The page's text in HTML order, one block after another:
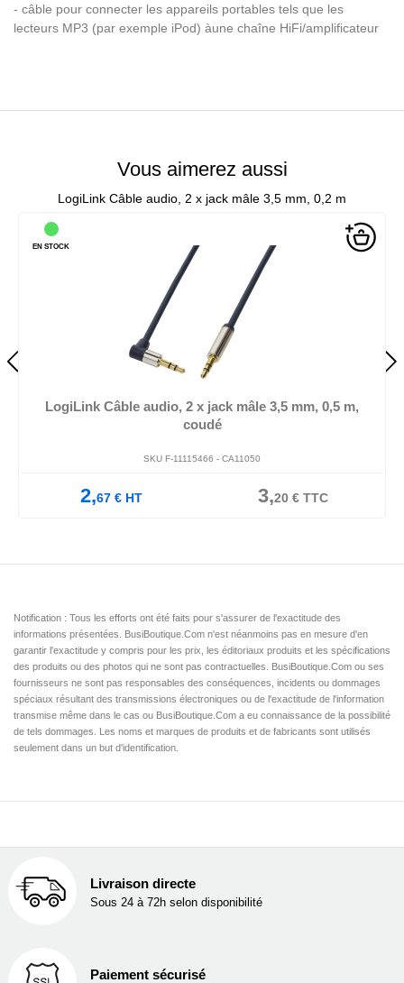
- câble pour connecter les appareils portables tels que les
lecteurs MP3 (par exemple iPod) àune chaîne HiFi/amplificateur
Vous aimerez aussi
LogiLink Câble audio, 2 x jack mâle 3,5 mm, 0,2 m
LogiLink Câble audio, 2 x jack mâle 3,5 mm, 0,5 m,
coudé
SKU F-11115466 - CA11050
2,67 € HT 3,20€TTC
EN STOCK
Notification : Tous les efforts ont été faits pour s'assurer de l'exactitude des
informations présentées. BusiBoutique.Com n'est néanmoins pas en mesure d'en
garantir l'exactitude y compris pour les prix, les éditoriaux produits et les spécifications
des produits ou des photos qui ne sont pas contractuelles. BusiBoutique.Com ou ses
fournisseurs ne sont pas responsables des conséquences, incidents ou dommages
spéciaux résultant des transmissions électroniques ou de l'exactitude de l'information
transmise même dans le cas ou BusiBoutique.Com a eu connaissance de la possibilité
de tels dommages. Les noms et marques de produits et de fabricants sont utilisés
seulement dans un but d'identification.
Livraison directe
Sous 24 à 72h selon disponibilité
Paiement sécurisé